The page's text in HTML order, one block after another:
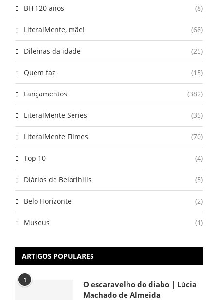
BH 120 anos (8)
LiteralMente, mãe! (68)
Dilemas da idade (25)
Quem faz (15)
Lançamentos (382)
LiteralMente Séries (35)
LiteralMente Filmes (70)
Top 10 (4)
Diários de Belorihills (5)
Belo Horizonte (2)
Museus (1)
ARTIGOS POPULARES
1
O escaravelho do diabo | Lúcia
Machado de Almeida